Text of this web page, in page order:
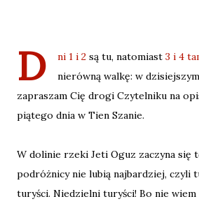
D ni 1 i 2 są tu, natomiast 3 i 4
nierówną walkę: w
zapraszam Cię drogi Czytelniku na
piątego dnia w Tien Szanie.
W dolinie rzeki Jeti Oguz zaczyna się
podróżnicy nie lubią najbardziej, czyli
turyści. Niedzielni turyści! Bo nie wiem